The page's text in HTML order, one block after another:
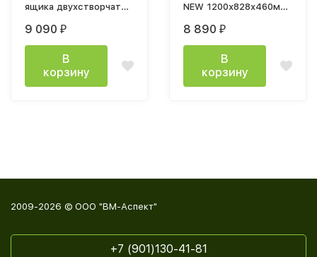
ящика двухстворчатый
9 090 ₽
В
корзину
NEW 1200х828х460мм
8 890 ₽
В
корзину
2009-2026 © ООО "ВМ-Аспект"
+7 (901)130-41-81